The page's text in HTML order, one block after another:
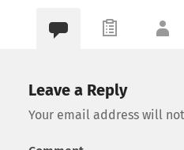
Leave a Reply
Your email address will